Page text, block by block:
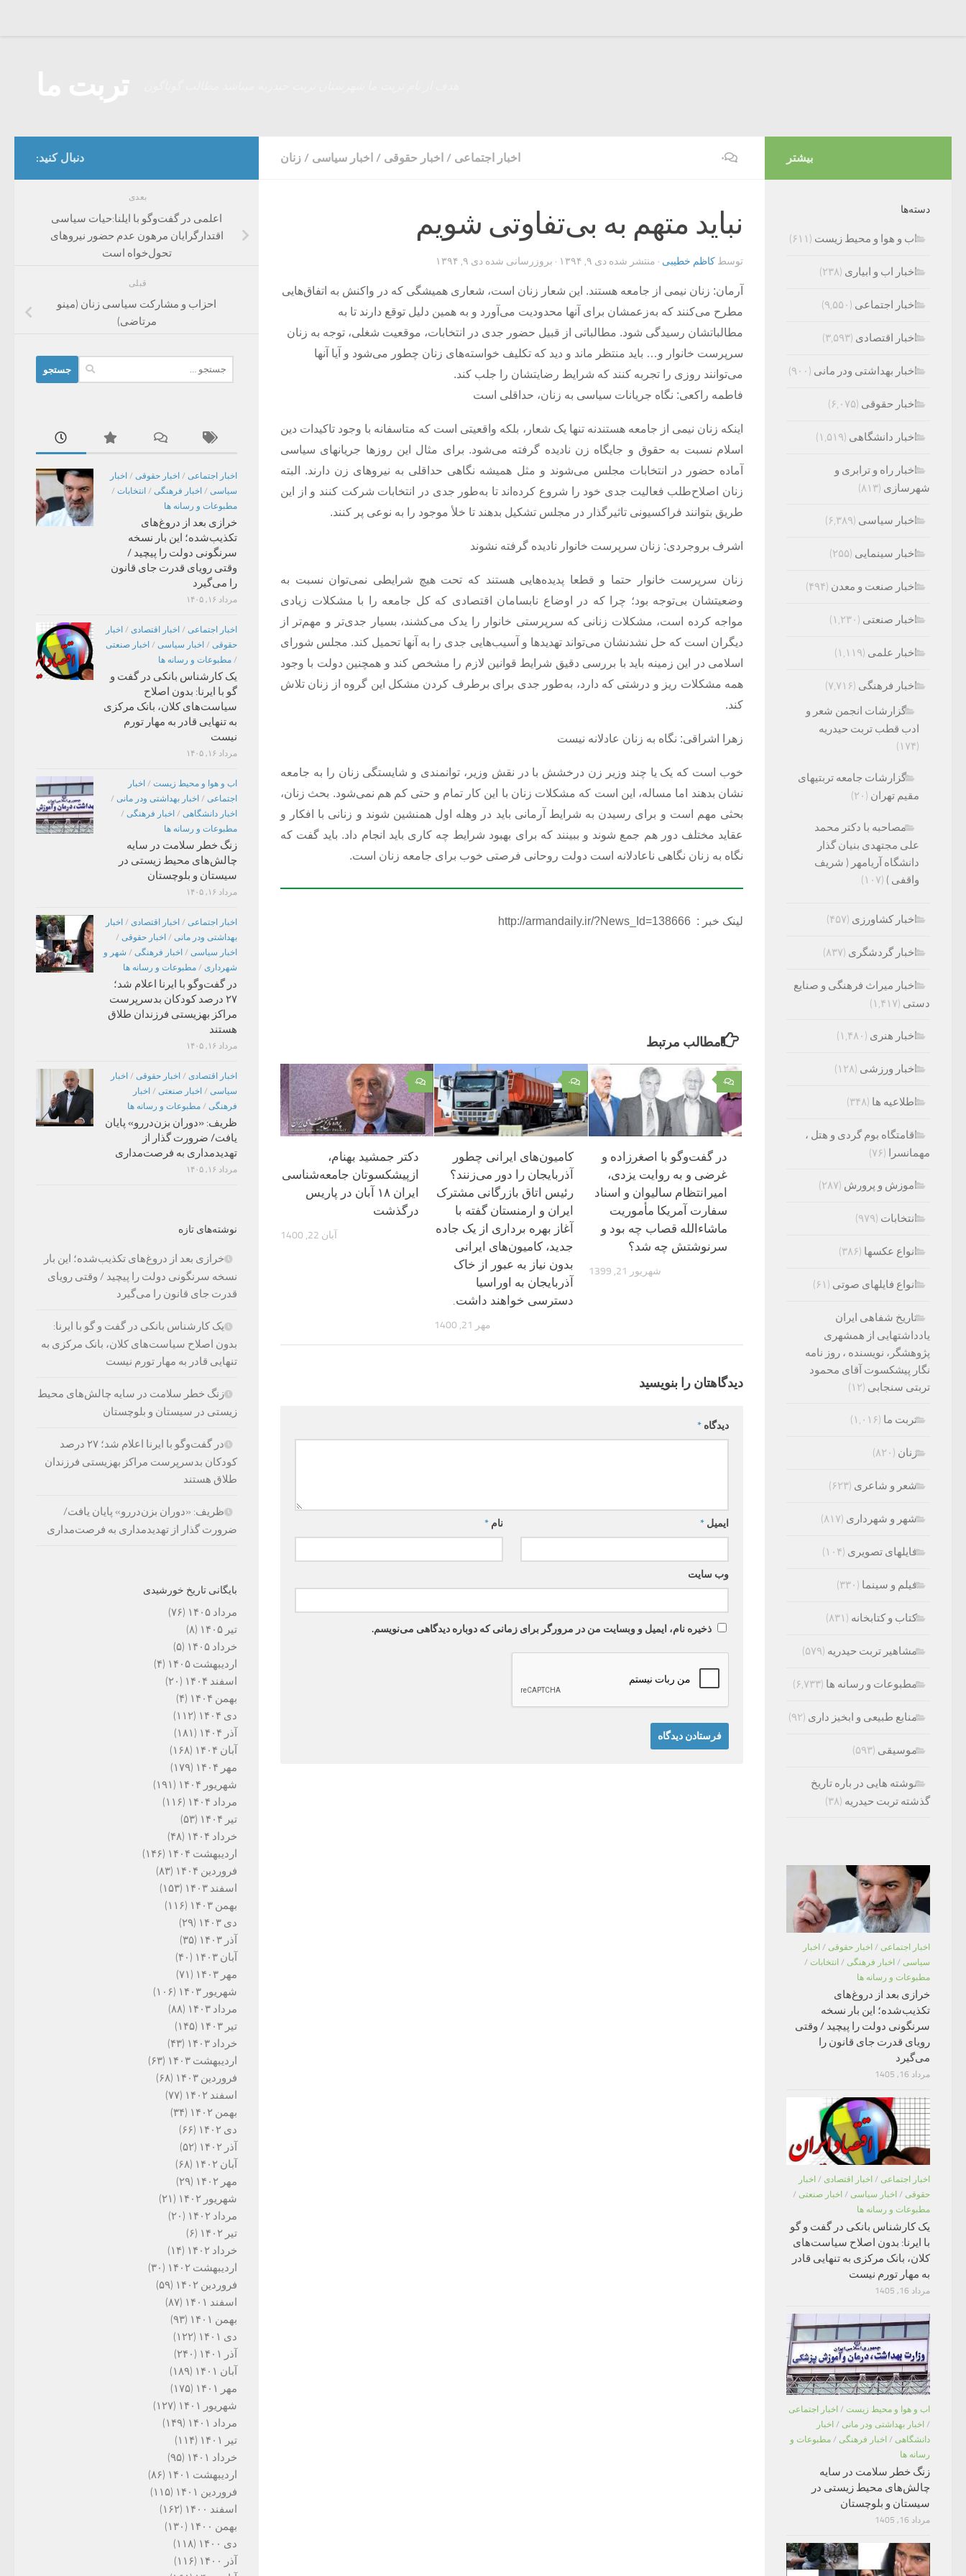
اخبار اجتماعی / اخبار حقوقی / اخبار سیاسی / زنان ۰
نباید متهم به بی‌تفاوتی شویم
توسط کاظم خطیبی · منتشر شده دی ۹, ۱۳۹۴ · بروزرسانی شده دی ۹, ۱۳۹۴
آرمان: زنان نیمی از جامعه هستند. این شعار زنان است، شعاری همیشگی که در واکنش به اتفاق‌هایی
مطرح می‌کنند که به‌زعمشان برای آنها محدودیت می‌آورد و به همین دلیل توقع دارند تا به
مطالباتشان رسیدگی شود. مطالباتی از قبیل حضور جدی در انتخابات، موقعیت شغلی، توجه به زنان
سرپرست خانوار و… باید منتظر ماند و دید که تکلیف خواسته‌های زنان چطور می‌شود و آیا آنها
می‌توانند روزی را تجربه کنند که شرایط رضایتشان را جلب کند.
فاطمه راکعی: نگاه جریانات سیاسی به زنان، حداقلی است
اینکه زنان نیمی از جامعه هستندنه تنها یک شعار، بلکه واقعیتی است که متاسفانه با وجود تاکیدات دین
اسلام نسبت به حقوق و جایگاه زن نادیده گرفته می‌شود. برای مثال این روزها جریانهای سیاسی
آماده حضور در انتخابات مجلس می‌شوند و مثل همیشه نگاهی حداقلی به نیروهای زن دارند. البته
زنان اصلاح‌طلب فعالیت جدی خود را شروع کرده‌اند تا به‌طور جدی در انتخابات شرکت کنند و از این
طریق بتوانند فراکسیونی تاثیرگذار در مجلس تشکیل بدهند تا خلأ موجود را به نوعی پر کنند.
اشرف بروجردی: زنان سرپرست خانوار نادیده گرفته نشوند
زنان سرپرست خانوار حتما و قطعا پدیده‌هایی هستند که تحت هیچ شرایطی نمی‌توان نسبت به
وضعیتشان بی‌توجه بود؛ چرا که در اوضاع نابسامان اقتصادی که کل جامعه را با مشکلات زیادی
مواجه کرده است، مشکلات زنانی که سرپرستی خانوار را یدک می‌کشند، بسیار جدی‌تر و مهم‌تر از
دیگران است که حل نشدنشان می‌تواند تهدیدها و آسیب‌هایی جدی را به آنها تحمیل کند. مجلس شورای
اسلامی در این زمینه باید با بررسی دقیق شرایط قوانین لازم را مشخص کند و همچنین دولت با وجود
همه مشکلات ریز و درشتی که دارد، به‌طور جدی برای برطرف کردن مشکل این گروه از زنان تلاش
کند.
زهرا اشراقی: نگاه به زنان عادلانه نیست
خوب است که یک یا چند وزیر زن درخشش با در نقش وزیر، توانمندی و شایستگی زنان را به جامعه
نشان بدهند اما مساله، این است که مشکلات زنان با این کار تمام و حتی کم هم نمی‌شود. بحث زنان،
بحثی مهم است و برای رسیدن به شرایط آرمانی باید در وهله اول همنشین شوند و زنانی با افکار و
عقاید مختلف دور هم جمع شوند و ببینند که برای بهبود شرایط چه کاری باید انجام داد. باید گفت که
نگاه به زنان نگاهی ناعادلانه است دولت روحانی فرصتی خوب برای جامعه زنان است.
لینک خبر : http://armandaily.ir/?News_Id=138666
مطالب مرتبط
۰
دکتر جمشید بهنام،‌
ازپیشکسوتان جامعه‌شناسی
ایران ۱۸ آبان در پاریس
درگذشت
آبان 22, 1400
۰
کامیون‌های ایرانی چطور
آذربایجان را دور می‌زنند؟
رئیس اتاق بازرگانی مشترک
ایران و ارمنستان گفته با
آغاز بهره برداری از یک جاده
جدید، کامیون‌های ایرانی
بدون نیاز به عبور از خاک
آذربایجان به اوراسیا
دسترسی خواهند داشت.
مهر 21, 1400
۰
در گفت‌وگو با اصغرزاده و
غرضی و به روایت یزدی،
امیرانتظام سالیوان و اسناد
سفارت آمریکا مأموریت
ماشاءالله قصاب چه بود و
سرنوشتش چه شد؟
شهریور 21, 1399
دیدگاهتان را بنویسید
دیدگاه *
نام* ایمیل *
وب‌ سایت
ذخیره نام، ایمیل و وبسایت من در مرورگر برای زمانی که دوباره دیدگاهی می‌نویسم.
دنبال کنید:
بعدی
اعلمی در گفت‌وگو با ایلنا:حیات سیاسی
اقتدارگرایان مرهون عدم حضور نیروهای
تحول‌خواه است
قبلی
احزاب و مشارکت سیاسی زنان (مینو
مرتاضی)
برای:
اخبار اجتماعی / اخبار حقوقی / اخبار
سیاسی / اخبار فرهنگی / انتخابات /
مطبوعات و رسانه ها
خرازی بعد از دروغ‌های
تکذیب‌شده؛ این بار نسخه
سرنگونی دولت را پیچید /
وقتی رویای قدرت جای قانون
را می‌گیرد
مرداد ۱۶, ۱۴۰۵
اخبار اجتماعی / اخبار اقتصادی / اخبار
حقوقی / اخبار سیاسی / اخبار صنعتی
/ مطبوعات و رسانه ها
یک کارشناس بانکی در گفت و
گو با ایرنا: بدون اصلاح
سیاست‌های کلان، بانک مرکزی
به تنهایی قادر به مهار تورم
نیست
مرداد ۱۶, ۱۴۰۵
اب و هوا و محیط زیست / اخبار
اجتماعی / اخبار بهداشتی ودر مانی /
اخبار دانشگاهی / اخبار فرهنگی /
مطبوعات و رسانه ها
زنگ خطر سلامت در سایه
چالش‌های محیط زیستی در
سیستان و بلوچستان
مرداد ۱۶, ۱۴۰۵
اخبار اجتماعی / اخبار اقتصادی / اخبار
بهداشتی ودر مانی / اخبار حقوقی /
اخبار سیاسی / اخبار فرهنگی / شهر و
شهرداری / مطبوعات و رسانه ها
در گفت‌وگو با ایرنا اعلام شد؛
۲۷ درصد کودکان بدسرپرست
مراکز بهزیستی فرزندان طلاق
هستند
مرداد ۱۶, ۱۴۰۵
اخبار اقتصادی / اخبار حقوقی / اخبار
سیاسی / اخبار صنعتی / اخبار
فرهنگی / مطبوعات و رسانه ها
ظریف: «دوران بزن‌دررو» پایان
یافت/ ضرورت گذار از
تهدیدمداری به فرصت‌مداری
مرداد ۱۶, ۱۴۰۵
نوشته‌های تازه
خرازی بعد از دروغ‌های تکذیب‌شده؛ این بار
نسخه سرنگونی دولت را پیچید / وقتی رویای
قدرت جای قانون را می‌گیرد
یک کارشناس بانکی در گفت و گو با ایرنا:
بدون اصلاح سیاست‌های کلان، بانک مرکزی به
تنهایی قادر به مهار تورم نیست
زنگ خطر سلامت در سایه چالش‌های محیط
زیستی در سیستان و بلوچستان
در گفت‌وگو با ایرنا اعلام شد؛ ۲۷ درصد
کودکان بدسرپرست مراکز بهزیستی فرزندان
طلاق هستند
ظریف: «دوران بزن‌دررو» پایان یافت/
ضرورت گذار از تهدیدمداری به فرصت‌مداری
بایگانی تاریخ خورشیدی
مرداد ۱۴۰۵
(۷۶)
تیر ۱۴۰۵
(۸)
خرداد ۱۴۰۵
(۵)
اردیبهشت ۱۴۰۵
(۴)
اسفند ۱۴۰۴
(۲۰)
بهمن ۱۴۰۴
(۴)
دی ۱۴۰۴
(۱۱۲)
آذر ۱۴۰۴
(۱۸۱)
آبان ۱۴۰۴
(۱۶۸)
مهر ۱۴۰۴
(۱۷۹)
شهریور ۱۴۰۴
(۱۹۱)
مرداد ۱۴۰۴
(۱۱۶)
تیر ۱۴۰۴
(۵۳)
خرداد ۱۴۰۴
(۴۸)
اردیبهشت ۱۴۰۴
(۱۴۶)
فروردین ۱۴۰۴
(۸۳)
اسفند ۱۴۰۳
(۱۵۳)
بهمن ۱۴۰۳
(۱۱۶)
دی ۱۴۰۳
(۲۹)
آذر ۱۴۰۳
(۳۵)
آبان ۱۴۰۳
(۴۰)
مهر ۱۴۰۳
(۷۱)
شهریور ۱۴۰۳
(۱۰۶)
مرداد ۱۴۰۳
(۸۸)
تیر ۱۴۰۳
(۱۴۵)
خرداد ۱۴۰۳
(۴۳)
اردیبهشت ۱۴۰۳
(۶۳)
فروردین ۱۴۰۳
(۶۸)
اسفند ۱۴۰۲
(۷۷)
بهمن ۱۴۰۲
(۳۴)
دی ۱۴۰۲
(۶۶)
آذر ۱۴۰۲
(۵۲)
آبان ۱۴۰۲
(۶۸)
مهر ۱۴۰۲
(۲۹)
شهریور ۱۴۰۲
(۲۱)
مرداد ۱۴۰۲
(۲۰)
تیر ۱۴۰۲
(۶)
خرداد ۱۴۰۲
(۱۴)
اردیبهشت ۱۴۰۲
(۳۰)
فروردین ۱۴۰۲
(۵۹)
اسفند ۱۴۰۱
(۸۷)
بهمن ۱۴۰۱
(۹۳)
دی ۱۴۰۱
(۱۲۲)
آذر ۱۴۰۱
(۲۴۰)
آبان ۱۴۰۱
(۱۸۹)
مهر ۱۴۰۱
(۱۷۵)
شهریور ۱۴۰۱
(۱۲۷)
مرداد ۱۴۰۱
(۱۴۹)
تیر ۱۴۰۱
(۱۱۴)
خرداد ۱۴۰۱
(۹۵)
اردیبهشت ۱۴۰۱
(۸۶)
فروردین ۱۴۰۱
(۱۱۵)
اسفند ۱۴۰۰
(۱۶۲)
بهمن ۱۴۰۰
(۱۳۰)
دی ۱۴۰۰
(۱۱۸)
آذر ۱۴۰۰
(۱۱۶)
بیشتر
دسته‌ها
اب و هوا و محیط زیست (۶۱۱)
اخبار اب و ابیاری (۲۳۸)
اخبار اجتماعی (۹,۵۵۰)
اخبار اقتصادی (۳,۵۹۳)
اخبار بهداشتی ودر مانی (۹۰۰)
اخبار حقوقی (۶,۰۷۵)
اخبار دانشگاهی (۱,۵۱۹)
اخبار راه و ترابری و
شهرسازی (۸۱۳)
اخبار سیاسی (۶,۳۸۹)
اخبار سینمایی (۲۵۵)
اخبار صنعت و معدن (۴۹۴)
اخبار صنعتی (۱,۲۳۰)
اخبار علمی (۱,۱۱۹)
اخبار فرهنگی (۷,۷۱۶)
گزارشات انجمن شعر و
ادب قطب تربت حیدریه
(۱۷۴)
گزارشات جامعه تربتیهای
مقیم تهران (۲۰)
مصاحبه با دکتر محمد
علی مجتهدی بنیان گذار
دانشگاه آریامهر ( شریف
واقفی ) (۱۰۷)
اخبار کشاورزی (۴۵۷)
اخبار گردشگری (۸۳۷)
اخبار میراث فرهنگی و صنایع
دستی (۱,۴۱۷)
اخبار هنری (۱,۴۸۰)
اخبار ورزشی (۱۲۸)
اطلاعیه ها (۳۴۸)
اقامتگاه بوم گردی و هتل ،
مهمانسرا (۷۶)
اموزش و پرورش (۲۸۷)
انتخابات (۹۷۹)
انواع عکسها (۳۸۶)
انواع فایلهای صوتی (۶۱)
تاریخ شفاهی ایران
یادداشتهایی از همشهری
پژوهشگر، نویسنده ، روز نامه
نگار پیشکسوت آقای محمود
تربتی سنجابی (۱۲)
تربت ما (۱,۰۱۶)
زنان (۸۲۰)
شعر و شاعری (۶۲۳)
شهر و شهرداری (۸۱۷)
فایلهای تصویری (۱۰۴)
فیلم و سینما (۳۳۰)
کتاب و کتابخانه (۸۳۱)
مشاهیر تربت حیدریه (۵۷۹)
مطبوعات و رسانه ها (۶,۷۳۳)
منابع طبیعی و ابخیز داری (۹۲)
موسیقی (۵۹۳)
نوشته هایی در باره تاریخ
گذشته تربت حیدریه (۳۸)
اخبار اجتماعی / اخبار حقوقی / اخبار
سیاسی / اخبار فرهنگی / انتخابات /
مطبوعات و رسانه ها
خرازی بعد از دروغ‌های
تکذیب‌شده؛ این بار نسخه
سرنگونی دولت را پیچید / وقتی
رویای قدرت جای قانون را
می‌گیرد
مرداد 16, 1405
اخبار اجتماعی / اخبار اقتصادی / اخبار
حقوقی / اخبار سیاسی / اخبار صنعتی /
مطبوعات و رسانه ها
یک کارشناس بانکی در گفت و گو
با ایرنا: بدون اصلاح سیاست‌های
کلان، بانک مرکزی به تنهایی قادر
به مهار تورم نیست
مرداد 16, 1405
اب و هوا و محیط زیست / اخبار اجتماعی
/ اخبار بهداشتی ودر مانی / اخبار
دانشگاهی / اخبار فرهنگی / مطبوعات و
رسانه ها
زنگ خطر سلامت در سایه
چالش‌های محیط زیستی در
سیستان و بلوچستان
مرداد 16, 1405